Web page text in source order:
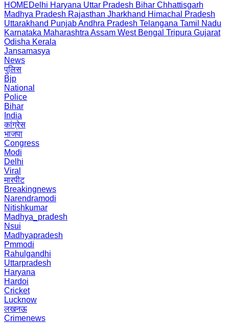
HOMEDelhi Haryana Uttar Pradesh Bihar Chhattisgarh
Madhya Pradesh Rajasthan Jharkhand Himachal Pradesh
Uttarakhand PunjabAndhra Pradesh Telangana Tamil Nadu
Karnataka Maharashtra Assam West Bengal Tripura Gujarat
Odisha Kerala
Jansamasya
News
पुलिस
Bjp
National
Police
Bihar
India
कांग्रेस
भाजपा
Congress
Modi
Delhi
Viral
मारपीट
Breakingnews
Narendramodi
Nitishkumar
Madhya_pradesh
Nsui
Madhyapradesh
Pmmodi
Rahulgandhi
Uttarpradesh
Haryana
Hardoi
Cricket
Lucknow
लखनऊ
Crimenews